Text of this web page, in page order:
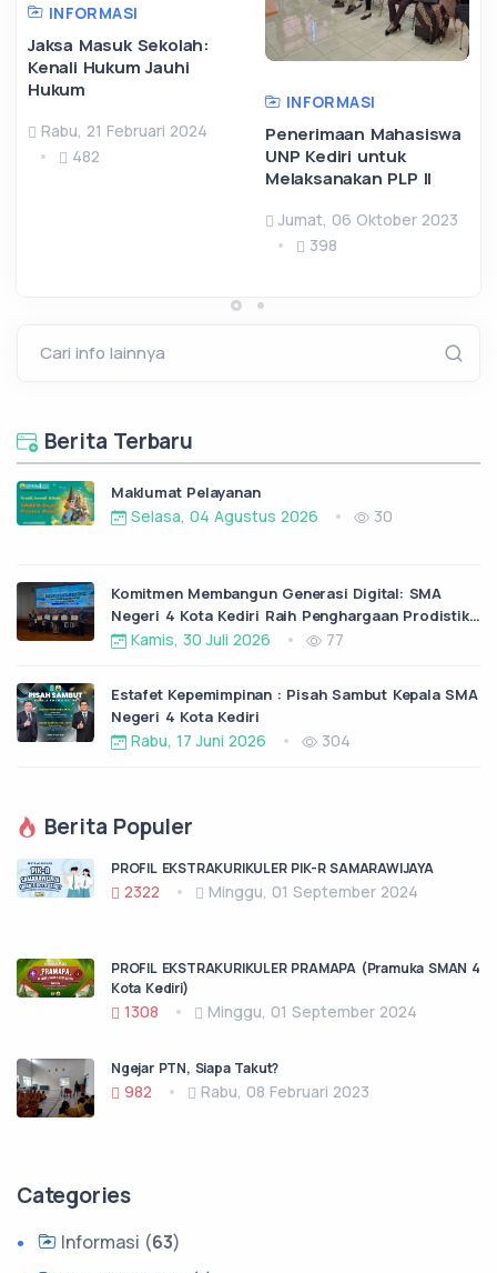
INFORMASI
Jaksa Masuk Sekolah:
Kenali Hukum Jauhi
Hukum
Rabu, 21 Februari 2024
482
INFORMASI
Penerimaan Mahasiswa
UNP Kediri untuk
Melaksanakan PLP II
Jumat, 06 Oktober 2023
398
Cari info lainnya
Berita Terbaru
Maklumat Pelayanan
Selasa, 04 Agustus 2026 30
Komitmen Membangun Generasi Digital: SMA
Negeri 4 Kota Kediri Raih Penghargaan Prodistik
dari ITS Surabaya
Kamis, 30 Juli 2026 77
Estafet Kepemimpinan : Pisah Sambut Kepala SMA
Negeri 4 Kota Kediri
Rabu, 17 Juni 2026 304
Berita Populer
PROFIL EKSTRAKURIKULER PIK-R SAMARAWIJAYA
2322 Minggu, 01 September 2024
PROFIL EKSTRAKURIKULER PRAMAPA (Pramuka SMAN 4
Kota Kediri)
1308 Minggu, 01 September 2024
Ngejar PTN, Siapa Takut?
982 Rabu, 08 Februari 2023
Categories
Informasi (63)